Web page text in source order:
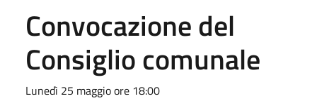
Convocazione del
Consiglio comunale
Lunedì 25 maggio ore 18:00